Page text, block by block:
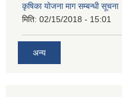
कृषिका योजना माग सम्बन्धी सूचना
मिति: 02/15/2018 - 15:01
अन्य